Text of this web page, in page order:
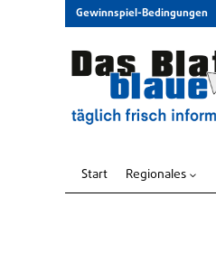
Gewinnspiel-Bedingungen
Start Regionales 3